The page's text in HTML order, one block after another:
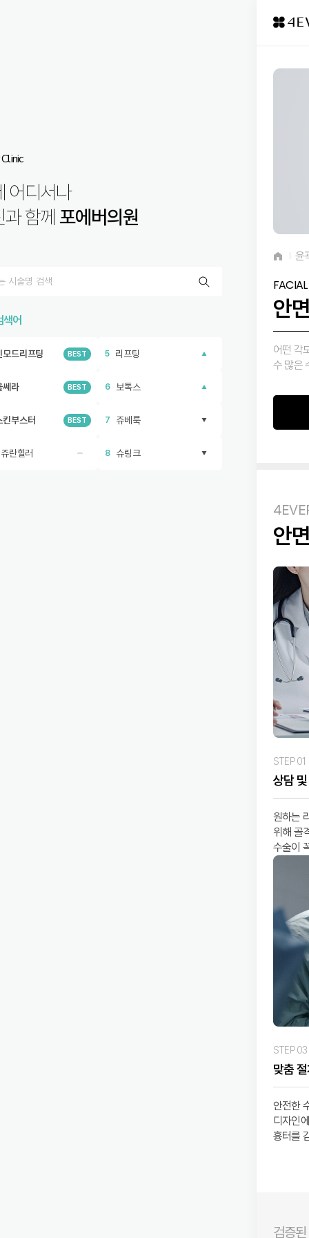
어디서나
과 함께포에버의원
색어
모드리프팅 BEST 5 리프팅
쎄라 BEST 6 보톡스
킨부스터 BEST 7 쥬베룩
란힐러 8 슈링크
윤
안
어떤 각
수 많은
안
STEP 01
상담
원하는
위해 골
수술이
STEP 03
맞춤
안전한
디자인
흉터를
검증